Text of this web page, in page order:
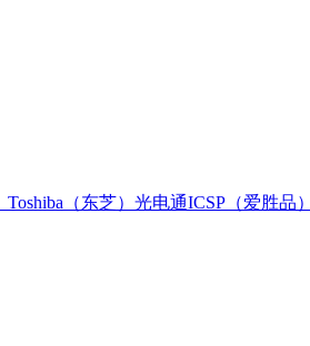
Toshiba（东芝） 光电通ICSP（爱胜品）